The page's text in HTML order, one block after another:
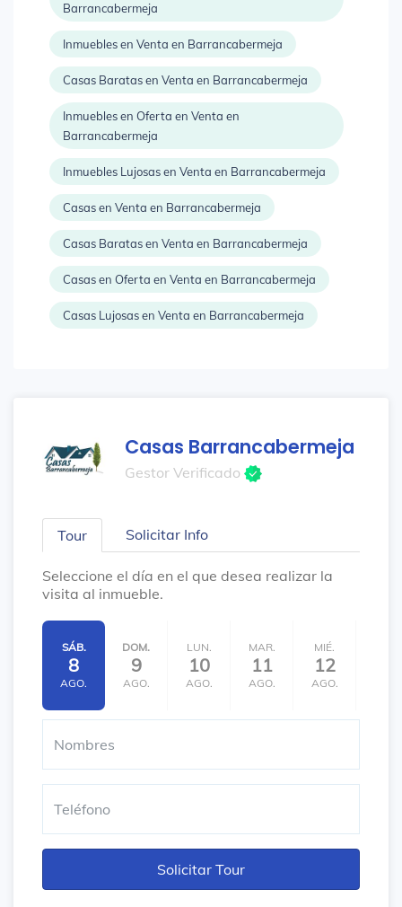
Barrancabermeja
Inmuebles en Venta en Barrancabermeja
Casas Baratas en Venta en Barrancabermeja
Inmuebles en Oferta en Venta en
Barrancabermeja
Inmuebles Lujosas en Venta en Barrancabermeja
Casas en Venta en Barrancabermeja
Casas Baratas en Venta en Barrancabermeja
Casas en Oferta en Venta en Barrancabermeja
Casas Lujosas en Venta en Barrancabermeja
Casas Barrancabermeja
Gestor Verificado
Tour Solicitar Info
Seleccione el día en el que desea realizar la
visita al inmueble.
SÁB.
8
AGO.
DOM.
9
AGO.
LUN.
10
AGO.
MAR.
11
AGO.
MIÉ.
12
AGO.